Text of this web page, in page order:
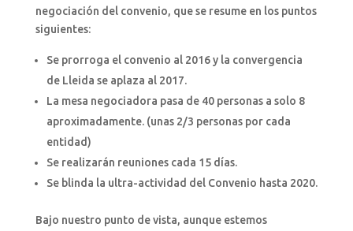
negociación del convenio, que se resume en los puntos
siguientes:
Se prorroga el convenio al 2016 y la convergencia
de Lleida se aplaza al 2017.
La mesa negociadora pasa de 40 personas a solo 8
aproximadamente. (unas 2/3 personas por cada
entidad)
Se realizarán reuniones cada 15 días.
Se blinda la ultra-actividad del Convenio hasta 2020.
Bajo nuestro punto de vista, aunque estemos